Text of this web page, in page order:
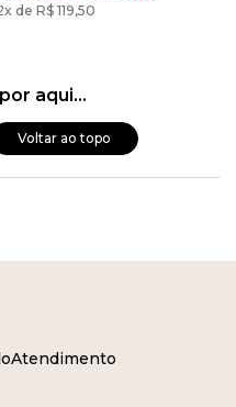
de R$ 119,50
aqui...
Voltar ao topo
Atendimento